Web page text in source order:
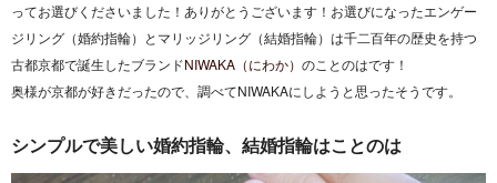
ってお選びくださいました！ありがとうございます！お選びになったエンゲー
ジリング（婚約指輪）とマリッジリング（結婚指輪）は千二百年の歴史を持つ
古都京都で誕生したブランドNIWAKA（にわか） のことのはです！
奥様が京都が好きだったので、調べてNIWAKAにしようと思ったそうです。
シンプルで美しい婚約指輪、結婚指輪はことのは